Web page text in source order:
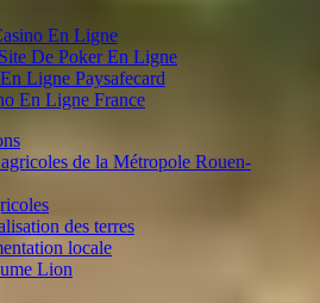
En Ligne
De Poker En Ligne
Ligne Paysafecard
En Ligne France
de la Métropole Rouen-
des terres
locale
Lion